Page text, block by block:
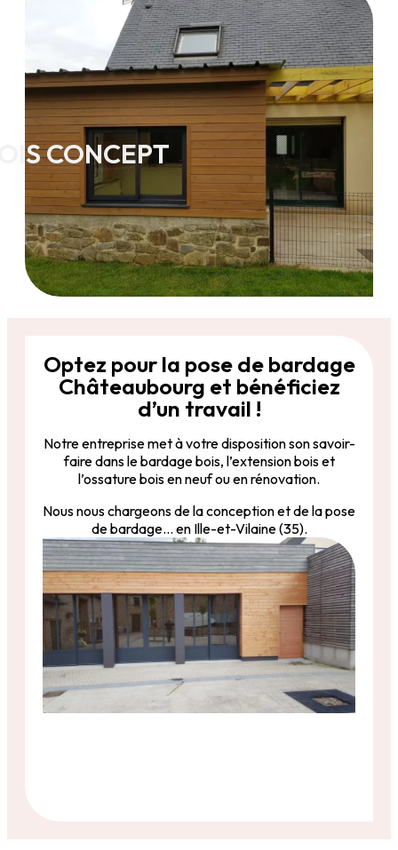
CONCEPT
Optez pour la pose de bardage
Châteaubourg et bénéficiez
d’un travail !
Notre entreprise met à votre disposition son savoir-
faire dans le bardage bois, l’extension bois et
l’ossature bois en neuf ou en rénovation.
Nous nous chargeons de la conception et de la pose
de bardage… en Ille-et-Vilaine (35).